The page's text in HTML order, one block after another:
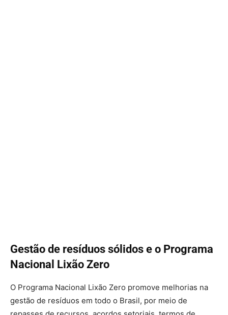
Gestão de resíduos sólidos e o Programa
Nacional Lixão Zero
O Programa Nacional Lixão Zero promove melhorias na
gestão de resíduos em todo o Brasil, por meio de